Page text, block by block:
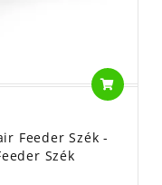
Feeder Szék -
Szék